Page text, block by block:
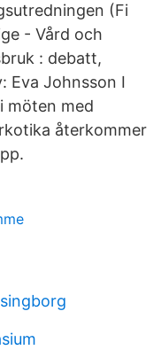
(Fi
- Vård och
: debatt,
Eva Johnsson I
möten med
återkommer